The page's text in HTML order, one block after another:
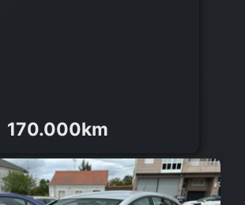
170.000km